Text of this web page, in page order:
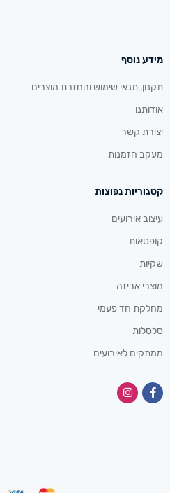
מידע נוסף
תקנון, תנאי שימוש והחזרת מוצרים
אודותנו
יצירת קשר
מעקב הזמנות
קטגוריות נפוצות
עיצוב אירועים
קופסאות
שקיות
מוצרי אריזה
מחלקת חד פעמי
סלסלות
ממתקים לאירועים